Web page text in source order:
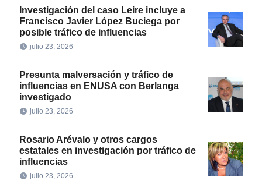
Investigación del caso Leire incluye a
Francisco Javier López Buciega por
posible tráfico de influencias
julio 23, 2026
Presunta malversación y tráfico de
influencias en ENUSA con Berlanga
investigado
julio 23, 2026
Rosario Arévalo y otros cargos
estatales en investigación por tráfico de
influencias
julio 23, 2026